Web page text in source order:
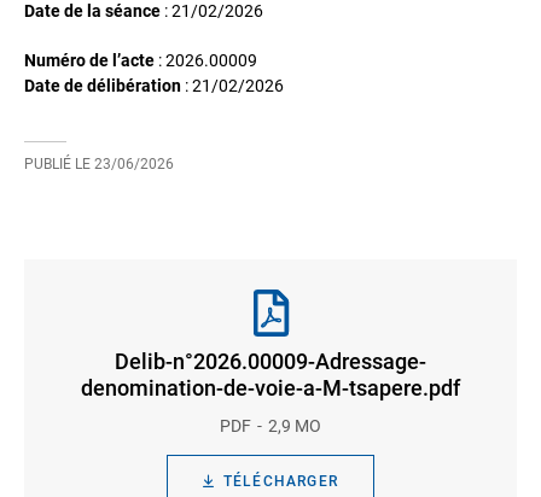
Date de la séance :21/02/2026
Numéro de l’acte : 2026.00009
Date de délibération :21/02/2026
PUBLIÉ LE 23/06/2026
Delib-n°2026.00009-Adressage-
denomination-de-voie-a-M-tsapere.pdf
PDF 2,9 MO
TÉLÉCHARGER